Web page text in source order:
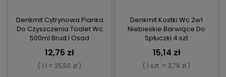
Denkmit Cytrynowa Pianka
Do Czyszczenia Toalet Wc
500ml Brud I Osad
12,75 zł
( 1 l = 25,50 zł )
Denkmit Kostki Wc 2w1
Niebieskie Barwiące Do
Spłuczki 4 szt
15,14 zł
( 1 szt. = 3,79 zł )